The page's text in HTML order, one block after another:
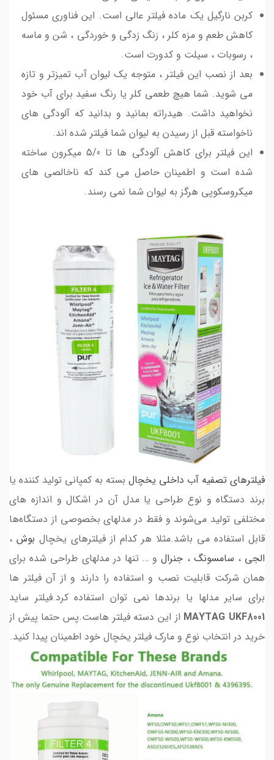
کربن نارگیل یک ماده فیلتر عالی است. این فناوری مسئول
کاهش طعم و مزه کلر ، زنگ زدگی و خوردگی ، شن و ماسه
، رسوبات ، سیلت و کدورت است.
بعد از نصب این فیلتر ، متوجه یک لیوان آب تمیزتر و تازه
می شوید. شما هیچ طعمی کلر یا رنگ سفید برای آب خود
نخواهید داشت. هیدراته بمانید و بدانید که آلودگی های
ناخواسته قبل از رسیدن به لیوان شما فیلتر شده اند.
این فیلتر برای کاهش آلودگی ها تا 5/0 میکرون ساخته
شده است و اطمینان حاصل می کند که ناخالصی های
میکروسکوپی هرگز به لیوان شما نمی رسند.
فیلترهای تصفیه آب داخلی یخچال بسته به کمپانی تولید کننده یا
برند دستگاه و نوع طراحی یا مدل آن در اشکال و اندازه های
مختلفی تولید می‌شوند و فقط در مدلهای بخصوصی از دستگاه‌ها
قابل استفاده می باشد.مثلا هر کدام از فیلترهای یخچال بوش ،
الجی ، سامسونگ ، جنرالو … تنها در مدلهای طراحی شده برای
همان شرکت قابلیت نصب و استفاده را دارند و از آن فیلتر ها
برای سایر مدلها یا برندها نمی توان استفاده کرد.فیلتر ساید
MAYTAG UKF8001 از این دسته فیلتر هاست.پس حتما پیش از
خرید در انتخاب نوع و مارک فیلتر یخچال خود اطمینان پیدا کنید.